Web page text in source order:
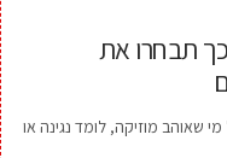
תבחרו את
שאוהב מוזיקה, לומד נגינה או